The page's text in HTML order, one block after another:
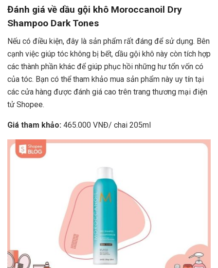
Đánh giá về dầu gội khô Moroccanoil Dry
Shampoo Dark Tones
Nếu có điều kiện, đây là sản phẩm rất đáng để sử dụng. Bên
cạnh việc giúp tóc không bị bết, dầu gội khô này còn tích hợp
các thành phần khác để giúp phục hồi những hư tổn vốn có
của tóc. Bạn có thể tham khảo mua sản phẩm này uy tín tại
các cửa hàng được đánh giá cao trên trang thương mại điện
tử Shopee.
Giá tham khảo: 465.000 VNĐ/ chai 205ml